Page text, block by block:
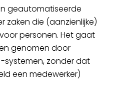
geautomatiseerde
zaken die (aanzienlijke)
personen. Het gaat
genomen door
systemen, zonder dat
een medewerker)